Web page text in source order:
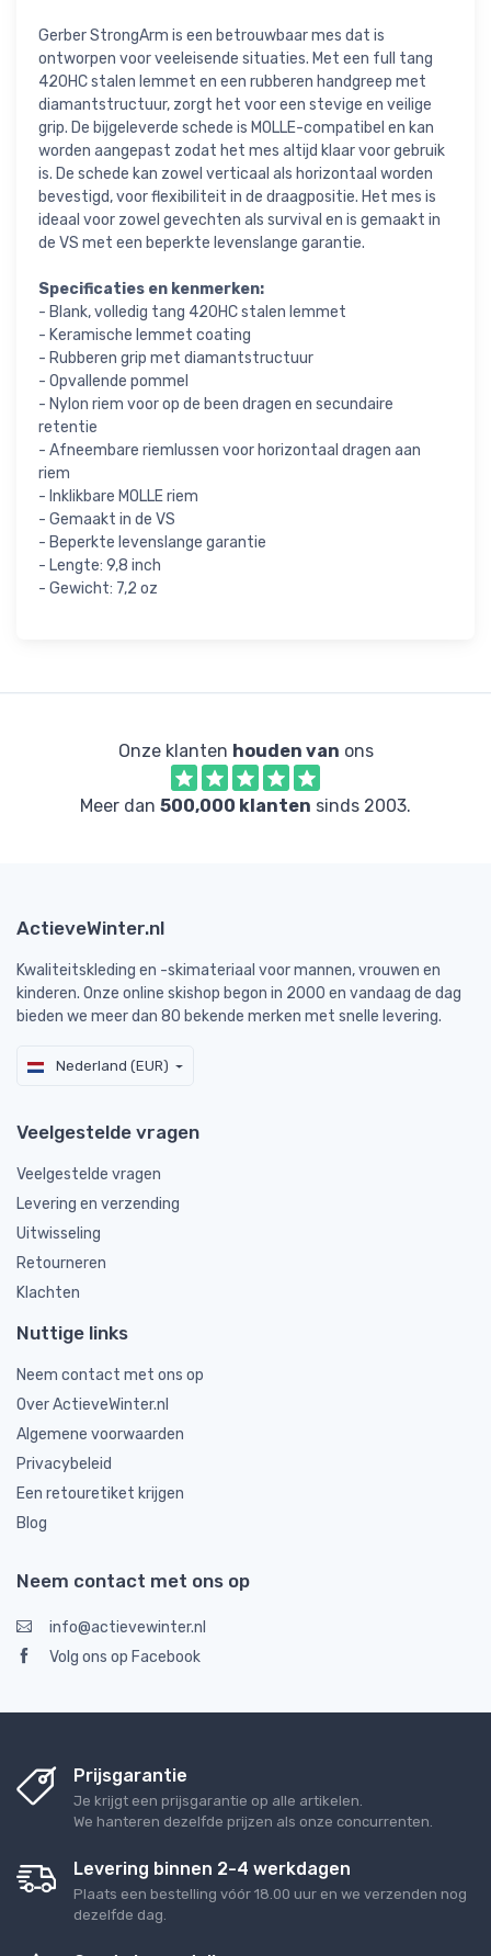
Gerber StrongArm is een betrouwbaar mes dat is
ontworpen voor veeleisende situaties. Met een full tang
420HC stalen lemmet en een rubberen handgreep met
diamantstructuur, zorgt het voor een stevige en veilige
grip. De bijgeleverde schede is MOLLE-compatibel en kan
worden aangepast zodat het mes altijd klaar voor gebruik
is. De schede kan zowel verticaal als horizontaal worden
bevestigd, voor flexibiliteit in de draagpositie. Het mes is
ideaal voor zowel gevechten als survival en is gemaakt in
de VS met een beperkte levenslange garantie.
Specificaties en kenmerken:
- Blank, volledig tang 420HC stalen lemmet
- Keramische lemmet coating
- Rubberen grip met diamantstructuur
- Opvallende pommel
- Nylon riem voor op de been dragen en secundaire
retentie
- Afneembare riemlussen voor horizontaal dragen aan
riem
- Inklikbare MOLLE riem
- Gemaakt in de VS
- Beperkte levenslange garantie
- Lengte: 9,8 inch
- Gewicht: 7,2 oz
Onze klanten houden van ons
Meer dan 500,000 klanten sinds 2003.
ActieveWinter.nl
Kwaliteitskleding en -skimateriaal voor mannen, vrouwen en
kinderen. Onze online skishop begon in 2000 en vandaag de dag
bieden we meer dan 80 bekende merken met snelle levering.
Nederland (EUR)
Veelgestelde vragen
Veelgestelde vragen
Levering en verzending
Uitwisseling
Retourneren
Klachten
Nuttige links
Neem contact met ons op
Over ActieveWinter.nl
Algemene voorwaarden
Privacybeleid
Een retouretiket krijgen
Blog
Neem contact met ons op
info@actievewinter.nl
Volg ons op Facebook
Prijsgarantie
Je krijgt een prijsgarantie op alle artikelen.
We hanteren dezelfde prijzen als onze concurrenten.
Levering binnen 2-4 werkdagen
Plaats een bestelling vóór 18.00 uur en we verzenden nog
dezelfde dag.